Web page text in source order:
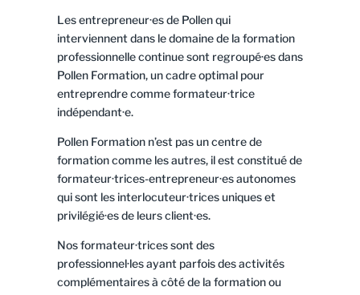
Les entrepreneur·es de Pollen qui
interviennent dans le domaine de la formation
professionnelle continue sont regroupé·es dans
Pollen Formation, un cadre optimal pour
entreprendre comme formateur·trice
indépendant·e.
Pollen Formation n’est pas un centre de
formation comme les autres, il est constitué de
formateur·trices-entrepreneur·es autonomes
qui sont les interlocuteur·trices uniques et
privilégié·es de leurs client·es.
Nos formateur·trices sont des
professionnel·les ayant parfois des activités
complémentaires à côté de la formation ou